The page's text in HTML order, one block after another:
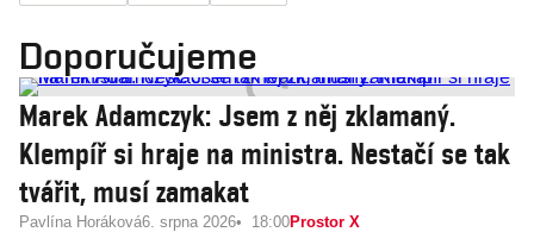
Doporučujeme
Marek Adamczyk: Jsem z něj zklamaný.
Klempíř si hraje na ministra. Nestačí se tak
tvářit, musí zamakat
Pavlína Horáková6. srpna 2026 18:00Prostor X